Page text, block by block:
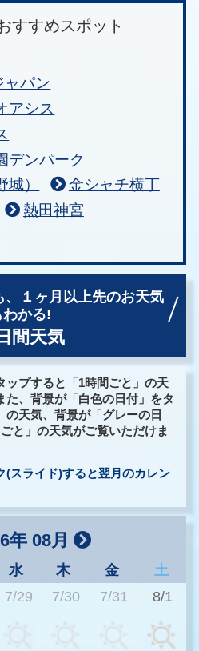
すすめスポット
ャパン
アシス
デンパーク
）
金シャチ横丁
熱田神宮
１ヶ月以上先のお天気
わかる!
間天気
ップすると「1時間ごと」の天
た、背景が「白色の日付」をタ
の天気、背景が「グレーの日
と」の天気がご覧いただけま
(スライド)すると翌月のカレン
年 08月
水 木 金
土
7/29 7/30 7/31 8/1